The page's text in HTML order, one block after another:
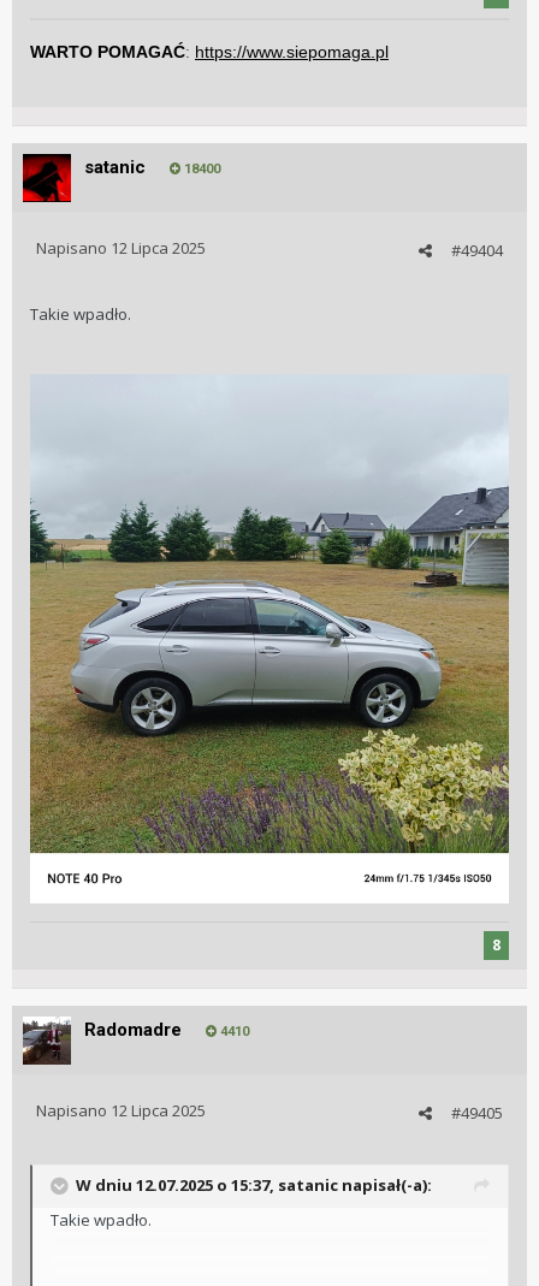
WARTO POMAGAĆ: https://www.siepomaga.pl
satanic 18400
#49404
Napisano 12 Lipca 2025
Takie wpadło.
8
Radomadre 4410
#49405
Napisano 12 Lipca 2025
W dniu 12.07.2025 o 15:37, satanic napisał(-a):
Takie wpadło.